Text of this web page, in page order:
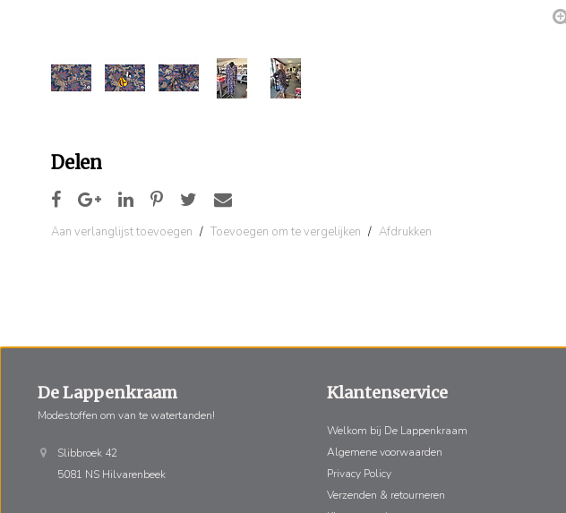
Delen
Aan verlanglijst toevoegen / Toevoegen om te vergelijken / Afdrukken
De Lappenkraam
Modestoffen om van te watertanden!
Slibbroek 42
5081 NS Hilvarenbeek
Klantenservice
Welkom bij De Lappenkraam
Algemene voorwaarden
Privacy Policy
Verzenden & retourneren